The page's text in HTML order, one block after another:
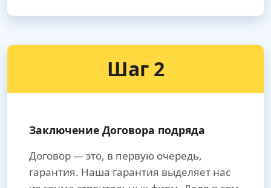
Шаг 2
Заключение Договора подряда
Договор — это, в первую очередь,
гарантия. Наша гарантия выделяет нас